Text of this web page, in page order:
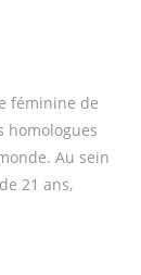
féminine de
homologues
Au sein
21 ans,